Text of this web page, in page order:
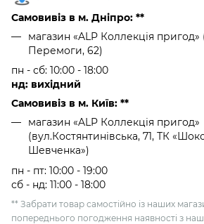
Самовивіз в м. Дніпро: **
магазин «ALP Коллекція
Перемоги, 62)
пн - сб: 10:00 - 18:00
нд: вихідний
Самовивіз в м. Київ: **
магазин «ALP Коллекція пригод»
(вул.Костянтинівська, 71, ТК
Шевченка»)
пн - пт: 10:00 - 19:00
сб - нд: 11:00 - 18:00
** Забрати товар самостійно із наших
попереднього погодження наявності з